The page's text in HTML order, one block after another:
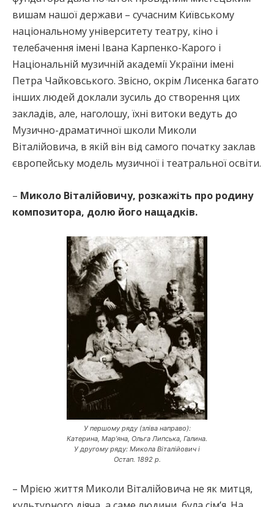
вишам нашої держави – сучасним Київському
національному університету театру, кіно і
телебачення імені Івана Карпенко-Карого і
Національній музичній академії України імені
Петра Чайковського. Звісно, окрім Лисенка багато
інших людей доклали зусиль до створення цих
закладів, але, наголошу, їхні витоки ведуть до
Музично-драматичної школи Миколи
Віталійовича, в якій він від самого початку заклав
європейську модель музичної і театральної освіти.
– Миколо Віталійовичу, розкажіть про родину
композитора, долю його нащадків.
У першому ряду (зліва направо):
Катерина, Мар’яна, Ольга Липська, Галина.
У другому ряду: Микола Віталійович і
Остап. 1892 р.
– Мрією життя Миколи Віталійовича не як митця,